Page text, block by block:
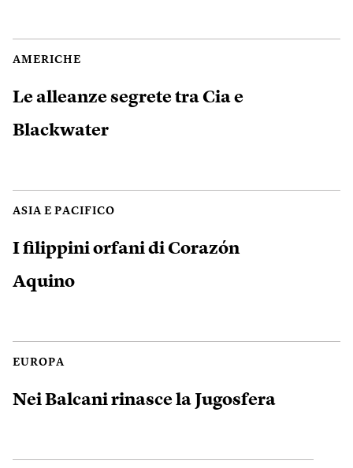
AMERICHE
Le alleanze segrete tra Cia e
Blackwater
ASIA E PACIFICO
I filippini orfani di Corazón
Aquino
EUROPA
Nei Balcani rinasce la Jugosfera